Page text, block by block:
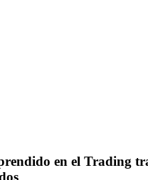
en el Trading